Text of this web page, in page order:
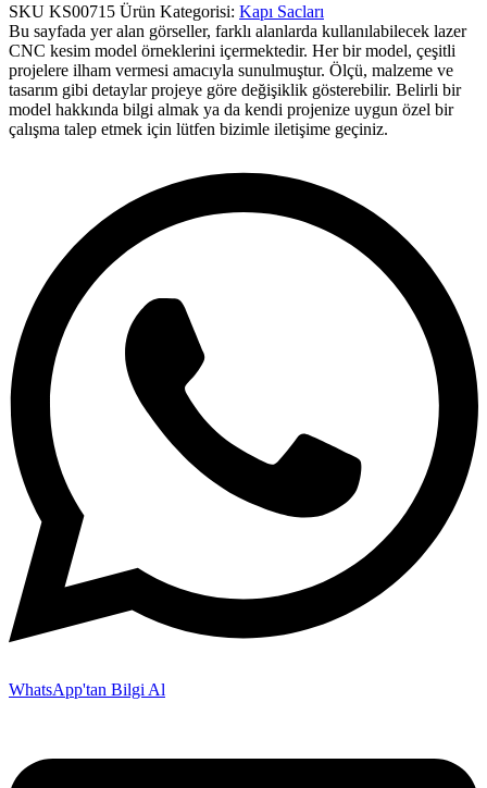
SKU KS00715 Ürün Kategorisi: Kapı Sacları
Bu sayfada yer alan görseller, farklı alanlarda kullanılabilecek lazer
CNC kesim model örneklerini içermektedir. Her bir model, çeşitli
projelere ilham vermesi amacıyla sunulmuştur. Ölçü, malzeme ve
tasarım gibi detaylar projeye göre değişiklik gösterebilir. Belirli bir
model hakkında bilgi almak ya da kendi projenize uygun özel bir
çalışma talep etmek için lütfen bizimle iletişime geçiniz.
WhatsApp'tan Bilgi Al